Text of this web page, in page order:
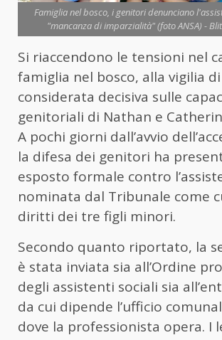
Famiglia nel bosco, i genitori denunciano
"mancanza di imparzialità" (foto ANSA) -
Si riaccendono le tensioni nel
famiglia nel bosco, alla vigilia
considerata decisiva sulle
genitoriali di Nathan e
A pochi giorni dall’avvio
la difesa dei genitori ha
esposto formale contro
nominata dal Tribunale come
diritti dei tre figli minori.
Secondo quanto riportato, la
è stata inviata sia all’Ordine
degli assistenti sociali sia
da cui dipende l’ufficio
dove la professionista opera. I